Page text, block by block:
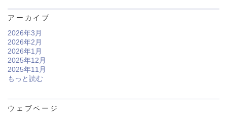
アーカイブ
2026年3月
2026年2月
2026年1月
2025年12月
2025年11月
もっと読む
ウェブページ